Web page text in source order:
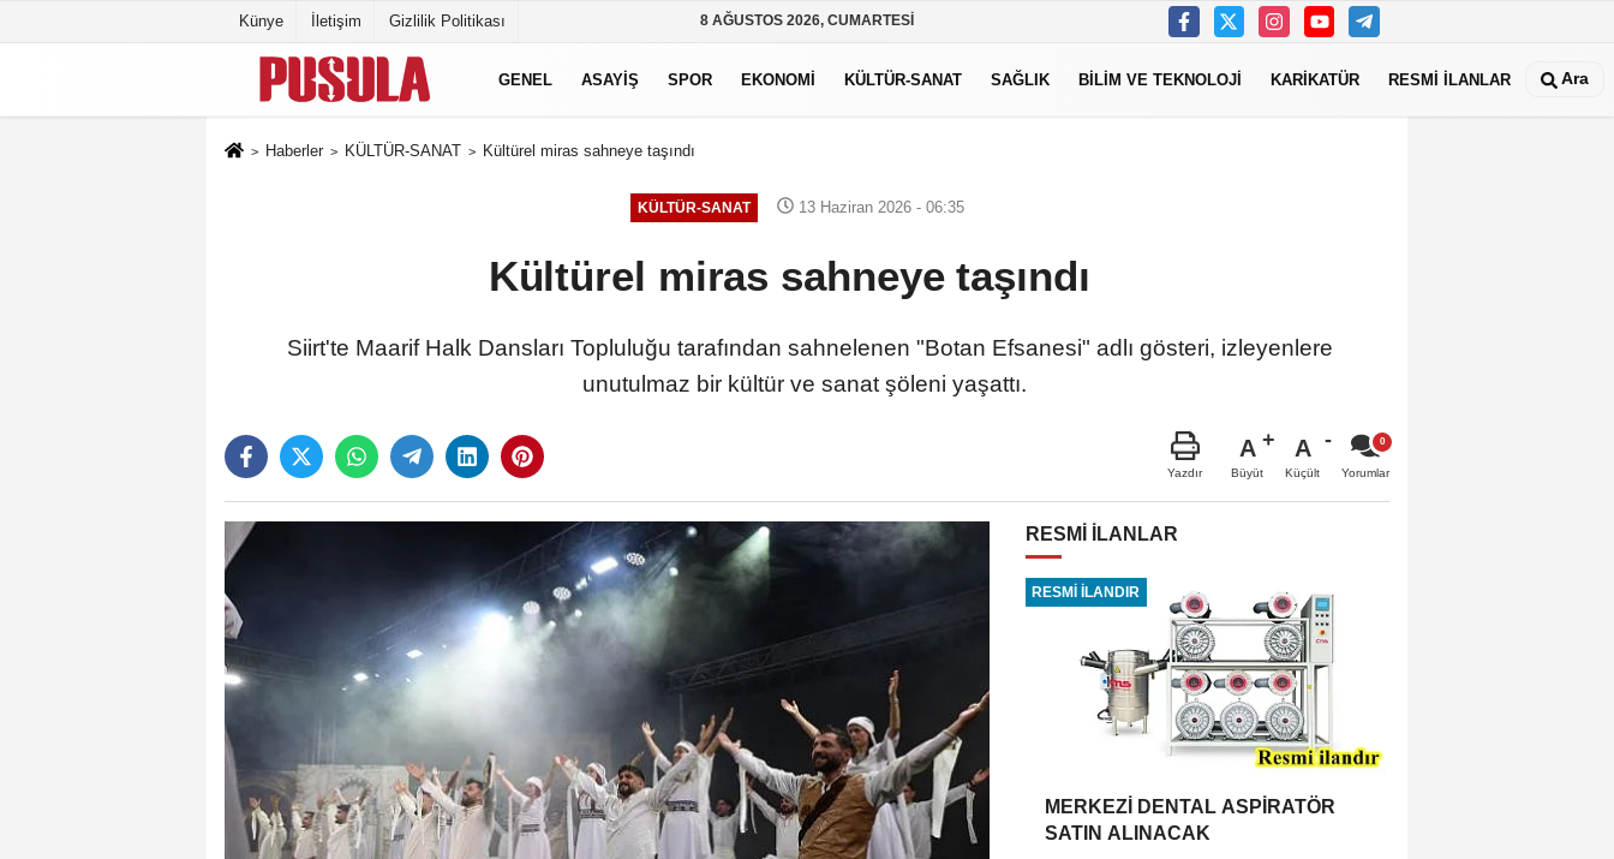
Künye İletişim Gizlilik Politikası 8 AĞUSTOS 2026, CUMARTESI
GENEL ASAYİŞ SPOR EKONOMİ KÜLTÜR-SANAT SAĞLIK BİLİM VE TEKNOLOJİ KARİKATÜR RESMİ İLANLAR Ara
Haberler KÜLTÜR-SANAT Kültürel miras sahneye taşındı
KÜLTÜR-SANAT 13 Haziran 2026 - 06:35
Kültürel miras sahneye taşındı
Siirt'te Maarif Halk Dansları Topluluğu tarafından sahnelenen "Botan Efsanesi" adlı gösteri, izleyenlere
unutulmaz bir kültür ve sanat şöleni yaşattı.
Yazdır
A
Büyüt
A
Küçült Yorumlar
RESMİ İLANLAR
RESMİ İLANDIR
MERKEZİ DENTAL ASPİRATÖR
SATIN ALINACAK